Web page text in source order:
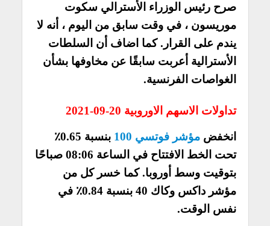
صرح رئيس الوزراء الأسترالي سكوت
موريسون ، في وقت سابق من اليوم ، أنه لا
يندم على القرار. كما اضاف أن السلطات
الأسترالية أعربت سابقًا عن مخاوفها بشأن
الغواصات الفرنسية.
تداولات الاسهم الاوروبية 20-09-2021
انخفضمؤشر فوتسي 100
بنسبة 0.65٪
تحت الخط الافتتاح في الساعة 08:06 صباحًا
بتوقيت وسط أوروبا. كما خسر كل من
مؤشر داكس وكاك 40 بنسبة 0.84٪ في
نفس الوقت.